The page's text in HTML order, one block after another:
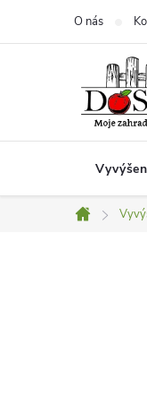
O nás
Domů